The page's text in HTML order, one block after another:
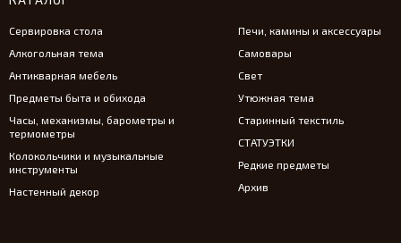
Сервировка стола
Алкогольная тема
Антикварная мебель
Предметы быта и обихода
Часы, механизмы, барометры и
термометры
Колокольчики и музыкальные
инструменты
Настенный декор
Печи, камины и аксессуары
Самовары
Свет
Утюжная тема
Старинный текстиль
СТАТУЭТКИ
Редкие предметы
Архив